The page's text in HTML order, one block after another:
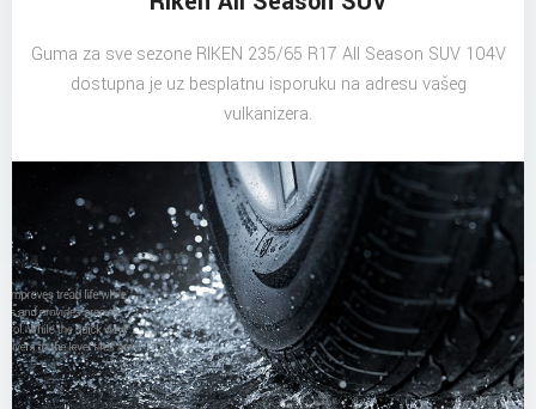
Guma za sve sezone RIKEN 235/65 R17 All Season SUV 104V
dostupna je uz besplatnu isporuku na adresu vašeg
vulkanizera.